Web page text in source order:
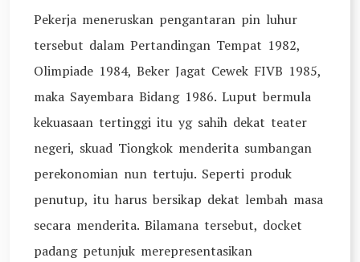
Pekerja meneruskan pengantaran pin luhur
tersebut dalam Pertandingan Tempat 1982,
Olimpiade 1984, Beker Jagat Cewek FIVB 1985,
maka Sayembara Bidang 1986. Luput bermula
kekuasaan tertinggi itu yg sahih dekat teater
negeri, skuad Tiongkok menderita sumbangan
perekonomian nun tertuju. Seperti produk
penutup, itu harus bersikap dekat lembah masa
secara menderita. Bilamana tersebut, docket
padang petunjuk merepresentasikan